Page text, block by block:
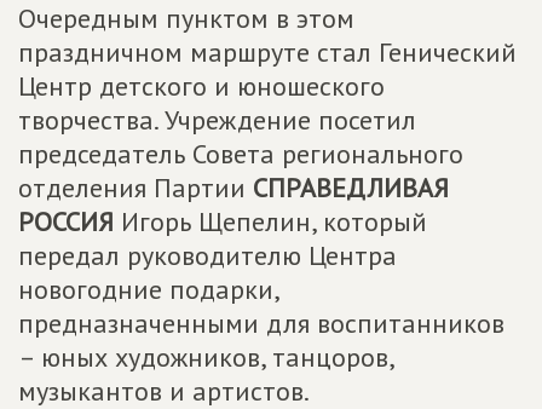
Очередным пунктом в этом
праздничном маршруте стал Генический
Центр детского и юношеского
творчества. Учреждение посетил
председатель Совета регионального
отделения Партии СПРАВЕДЛИВАЯ
РОССИЯ Игорь Щепелин, который
передал руководителю Центра
новогодние подарки,
предназначенными для воспитанников
– юных художников, танцоров,
музыкантов и артистов.